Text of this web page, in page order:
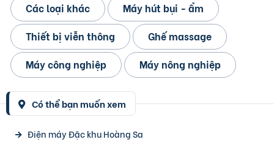
Các loại khác
Máy hút bụi - ẩm
Thiết bị viễn thông
Ghế massage
Máy công nghiệp
Máy nông nghiệp
Có thể bạn muốn xem
Điện máy Đặc khu Hoàng Sa